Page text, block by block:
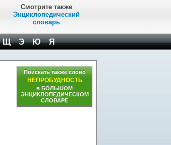
Смотрите также
Энциклопедический
словарь
Щ Э Ю Я
Поискать также слово
НЕПРОБУДНОСТЬ
в БОЛЬШОМ
ЭНЦИКЛОПЕДИЧЕСКОМ
СЛОВАРЕ